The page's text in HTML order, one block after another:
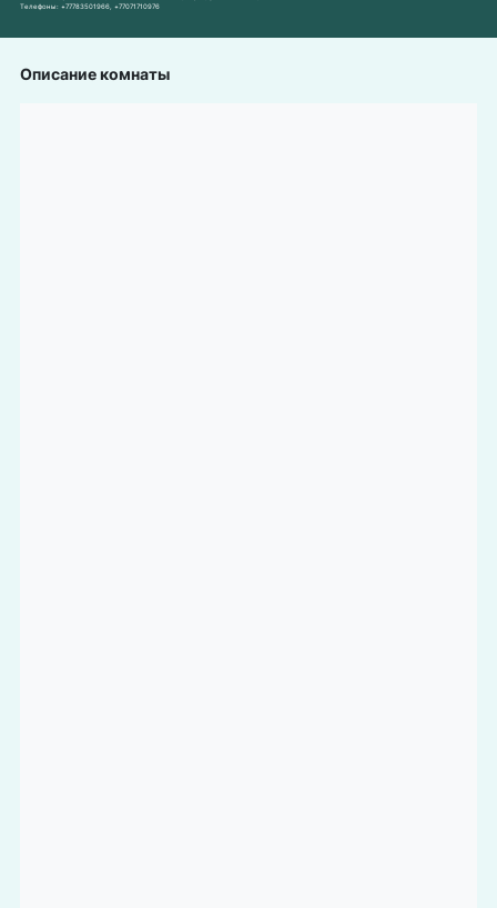
Телефоны: +77783501966 +77071710976
Описание комнаты